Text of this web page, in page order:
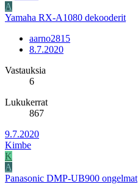
A
Yamaha RX-A1080 dekooderit
aarno2815
8.7.2020
Vastauksia
6
Lukukerrat
867
9.7.2020
Kimbe
K
A
Panasonic DMP-UB900 ongelmat